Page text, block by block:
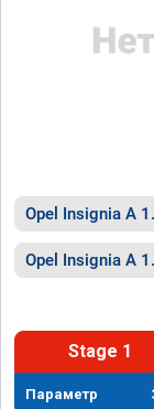
Opel Insignia A
Opel Insignia A
Stage 1
Параметр